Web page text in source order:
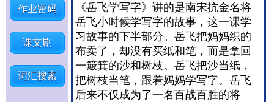
作业密码
课文剧
词汇搜索
《岳飞学写字》讲的是南宋抗金名将
岳飞小时候学写字的故事，这一课学
习故事的下半部分。岳飞把妈妈织的
布卖了，却没有买纸和笔，而是拿回
一簸箕的沙和树枝。岳飞把沙当纸，
把树枝当笔，跟着妈妈学写字。岳飞
后来不仅成为了一名百战百胜的将